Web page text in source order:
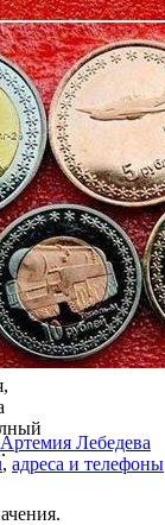
Лебедева
, адреса и телефоны